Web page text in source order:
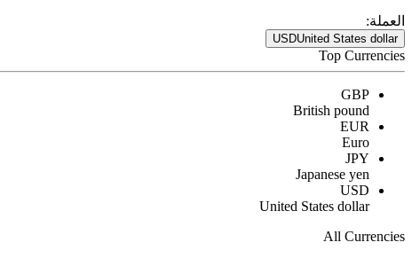
العملة:
USDUnited States dollar
Top Currencies
GBP
British pound
EUR
Euro
JPY
Japanese yen
USD
United States dollar
All Currencies